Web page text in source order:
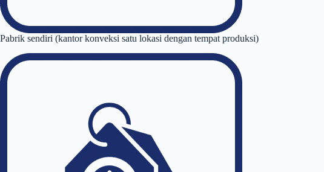
Pabrik sendiri (kantor konveksi satu lokasi dengan tempat produksi)